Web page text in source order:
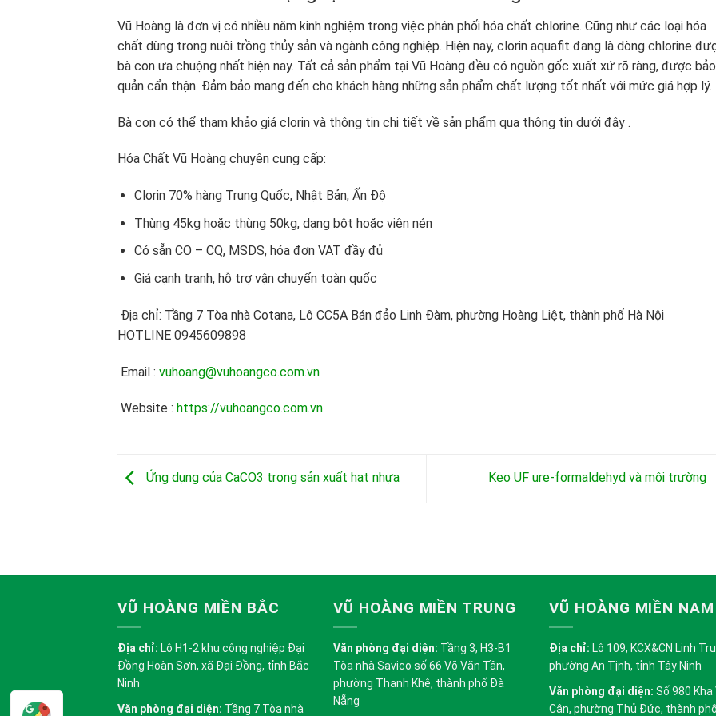
Vũ Hoàng là đơn vị có nhiều năm kinh nghiệm trong việc phân phối hóa chất chlorine. Cũng như các loại hóa
chất dùng trong nuôi trồng thủy sản và ngành công nghiệp. Hiện nay, clorin aquafit đang là dòng chlorine
bà con ưa chuộng nhất hiện nay. Tất cả sản phẩm tại Vũ Hoàng đều có nguồn gốc xuất xứ rõ ràng, được bảo
quản cẩn thận. Đảm bảo mang đến cho khách hàng những sản phẩm chất lượng tốt nhất với mức giá hợp lý.
Bà con có thể tham khảo giá clorin và thông tin chi tiết về sản phẩm qua thông tin dưới đây .
Hóa Chất Vũ Hoàng chuyên cung cấp:
Clorin 70% hàng Trung Quốc, Nhật Bản, Ấn Độ
Thùng 45kg hoặc thùng 50kg, dạng bột hoặc viên nén
Có sẵn CO – CQ, MSDS, hóa đơn VAT đầy đủ
Giá cạnh tranh, hỗ trợ vận chuyển toàn quốc
Địa chỉ: Tầng 7 Tòa nhà Cotana, Lô CC5A Bán đảo Linh Đàm, phường Hoàng Liệt, thành phố Hà Nội
HOTLINE 0945609898
Email : vuhoang@vuhoangco.com.vn
Website : https://vuhoangco.com.vn
Ứng dụng của CaCO3 trong sản xuất hạt nhựa Keo UF ure-formaldehyd và môi trường
VŨ HOÀNG MIỀN BẮC
Địa chỉ: Lô H1-2 khu công nghiệp Đại
Đồng Hoàn Sơn, xã Đại Đồng, tỉnh Bắc
Ninh
Văn phòng đại diện: Tầng 7 Tòa nhà
VŨ HOÀNG MIỀN TRUNG
Văn phòng đại diện: Tầng 3, H3-B1
Tòa nhà Savico số 66 Võ Văn Tần,
phường Thanh Khê, thành phố Đà
Nẵng
VŨ HOÀNG MIỀN NAM
Địa chỉ: Lô 109, KCX&CN Linh
phường An Tịnh, tỉnh Tây Ninh
Văn phòng đại diện: Số 980 Kha
Cân, phường Thủ Đức, thành